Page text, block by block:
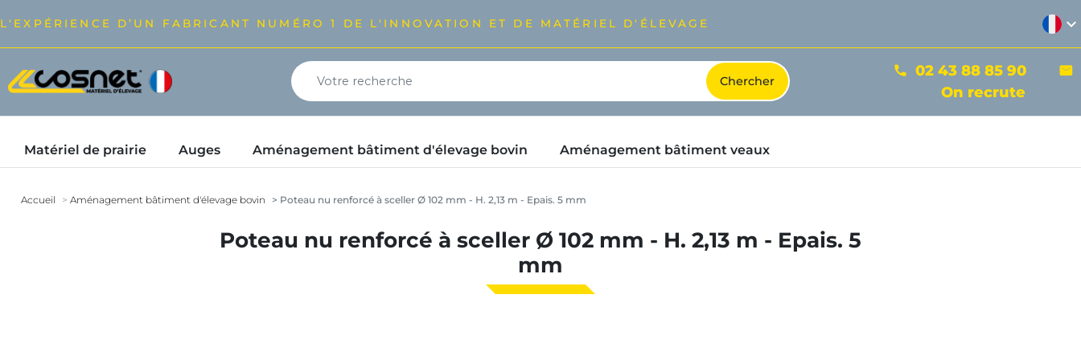
L'EXPÉRIENCE D’UN FABRICANT NUMÉRO 1 DE L'INNOVATION ET DE MATÉRIEL D'ÉLEVAGE expand_more
phone 02 43 88 85 90 mail
On recrute
Matériel de prairie Auges Aménagement bâtiment d'élevage bovin Aménagement bâtiment veaux
Accueil Aménagement bâtiment d'élevage bovin Poteau nu renforcé à sceller Ø 102 mm - H. 2,13 m - Epais. 5 mm
Poteau nu renforcé à sceller Ø 102 mm - H. 2,13 m - Epais. 5
mm